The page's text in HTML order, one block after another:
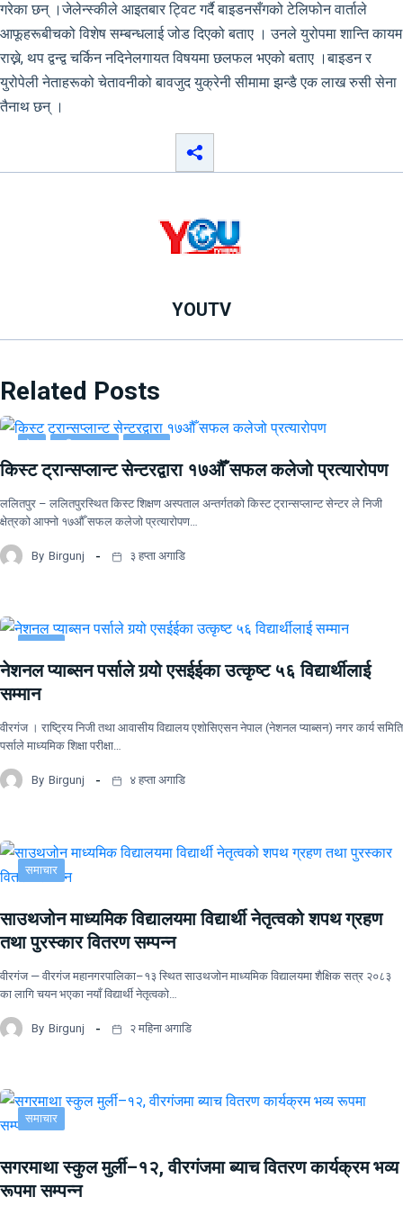
गरेका छन् ।जेलेन्स्कीले आइतबार ट्विट गर्दै बाइडनसँगको टेलिफोन वार्ताले
आफूहरूबीचको विशेष सम्बन्धलाई जोड दिएको बताए । उनले युरोपमा शान्ति कायम
राख्ने, थप द्वन्द्व चर्किन नदिनेलगायत विषयमा छलफल भएको बताए ।बाइडन र
युरोपेली नेताहरूको चेतावनीको बावजुद युक्रेनी सीमामा झन्डै एक लाख रुसी सेना
तैनाथ छन् ।
YOUTV
Related Posts
किस्ट ट्रान्सप्लान्ट सेन्टरद्वारा १७औँ सफल कलेजो प्रत्यारोपण
ललितपुर – ललितपुरस्थित किस्ट शिक्षण अस्पताल अन्तर्गतको किस्ट ट्रान्सप्लान्ट सेन्टर ले निजी
क्षेत्रको आफ्नो १७औँ सफल कलेजो प्रत्यारोपण…
By Birgunj ३ हप्ता अगाडि
नेशनल प्याब्सन पर्साले गर्‍यो एसईईका उत्कृष्ट ५६ विद्यार्थीलाई
सम्मान
वीरगंज । राष्ट्रिय निजी तथा आवासीय विद्यालय एशोसिएसन नेपाल (नेशनल प्याब्सन) नगर कार्य समिति
पर्साले माध्यमिक शिक्षा परीक्षा…
By Birgunj ४ हप्ता अगाडि
समाचार
साउथजोन माध्यमिक विद्यालयमा विद्यार्थी नेतृत्वको शपथ ग्रहण
तथा पुरस्कार वितरण सम्पन्न
वीरगंज — वीरगंज महानगरपालिका–१३ स्थित साउथजोन माध्यमिक विद्यालयमा शैक्षिक सत्र २०८३
का लागि चयन भएका नयाँ विद्यार्थी नेतृत्वको…
By Birgunj २ महिना अगाडि
समाचार
सगरमाथा स्कुल मुर्ली–१२, वीरगंजमा ब्याच वितरण कार्यक्रम भव्य
रूपमा सम्पन्न